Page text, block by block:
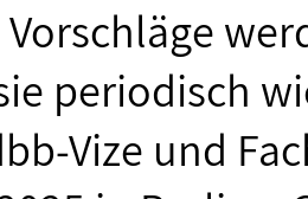
periodisch
Vize und